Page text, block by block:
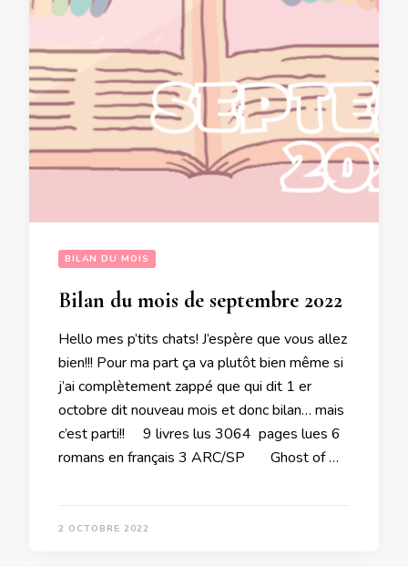
BILAN DU MOIS
Bilan du mois de septembre 2022
Hello mes p’tits chats! J’espère que vous allez
bien!!! Pour ma part ça va plutôt bien même si
j’ai complètement zappé que qui dit 1 er
octobre dit nouveau mois et donc bilan… mais
c’est parti!! 9 livres lus 3064 pages lues 6
romans en français 3 ARC/SP Ghost of …
2 OCTOBRE 2022